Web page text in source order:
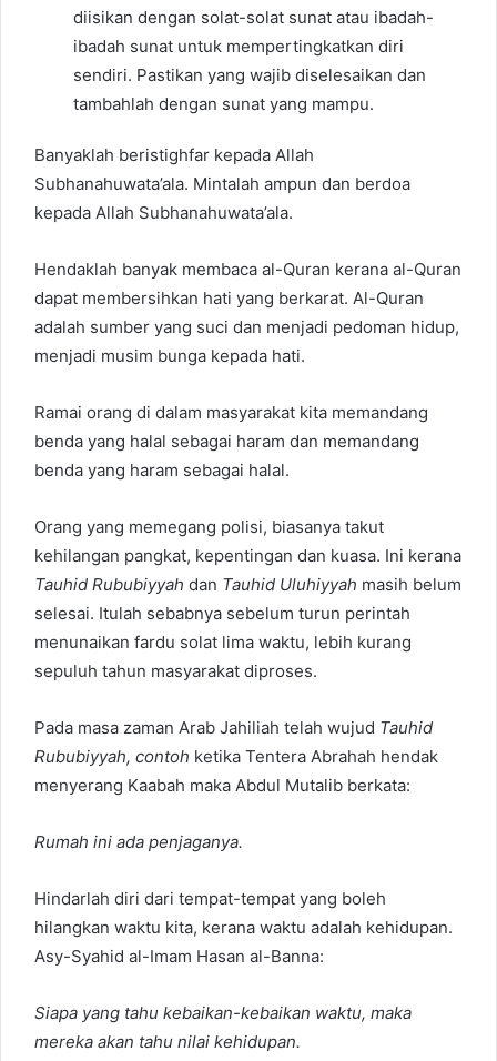
diisikan dengan solat-solat sunat atau ibadah-
ibadah sunat untuk mempertingkatkan diri
sendiri. Pastikan yang wajib diselesaikan dan
tambahlah dengan sunat yang mampu.
Banyaklah beristighfar kepada Allah
Subhanahuwata’ala. Mintalah ampun dan berdoa
kepada Allah Subhanahuwata’ala.
Hendaklah banyak membaca al-Quran kerana al-Quran
dapat membersihkan hati yang berkarat. Al-Quran
adalah sumber yang suci dan menjadi pedoman hidup,
menjadi musim bunga kepada hati.
Ramai orang di dalam masyarakat kita memandang
benda yang halal sebagai haram dan memandang
benda yang haram sebagai halal.
Orang yang memegang polisi, biasanya takut
kehilangan pangkat, kepentingan dan kuasa. Ini kerana
Tauhid Rububiyyah dan Tauhid Uluhiyyah masih belum
selesai. Itulah sebabnya sebelum turun perintah
menunaikan fardu solat lima waktu, lebih kurang
sepuluh tahun masyarakat diproses.
Pada masa zaman Arab Jahiliah telah wujud Tauhid
Rububiyyah, contoh ketika Tentera Abrahah hendak
menyerang Kaabah maka Abdul Mutalib berkata:
Rumah ini ada penjaganya.
Hindarlah diri dari tempat-tempat yang boleh
hilangkan waktu kita, kerana waktu adalah kehidupan.
Asy-Syahid al-Imam Hasan al-Banna:
Siapa yang tahu kebaikan-kebaikan waktu, maka
mereka akan tahu nilai kehidupan.